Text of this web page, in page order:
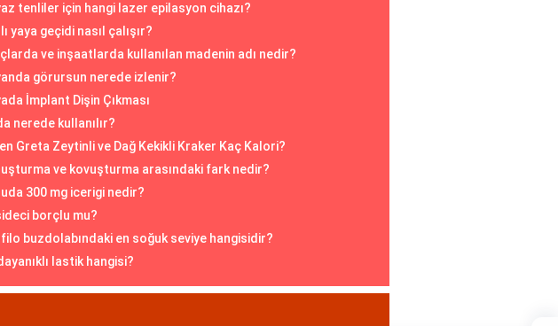
tenliler için hangi lazer epilasyon cihazı?
yaya geçidi nasıl çalışır?
ve inşaatlarda kullanılan madenin adı nedir?
görursun nerede izlenir?
İmplant Dişin Çıkması
nerede kullanılır?
Greta Zeytinli ve Dağ Kekikli Kraker Kaç Kalori?
ve kovuşturma arasındaki fark nedir?
300 mg icerigi nedir?
borçlu mu?
buzdolabındaki en soğuk seviye hangisidir?
lastik hangisi?